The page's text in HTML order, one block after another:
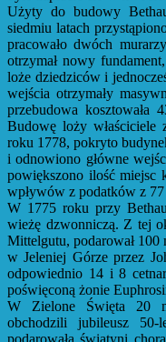
Użyty do budowy
siedmiu latach
pracowało dwóch
otrzymał nowy
loże dziedziców i
wejścia otrzymały
przebudowa
Budowę loży właściciele
roku 1778, pokryto
i odnowiono główne
powiększono ilość miejsc
wpływów z podatków z 77
W 1775 roku przy
wieżę dzwonniczą. Z tej
Mittelgutu, podarował 100
w Jeleniej Górze przez
odpowiednio 14 i 8
poświęconą żonie
W Zielone Święta 20
obchodzili jubileusz
podarowała świątyni